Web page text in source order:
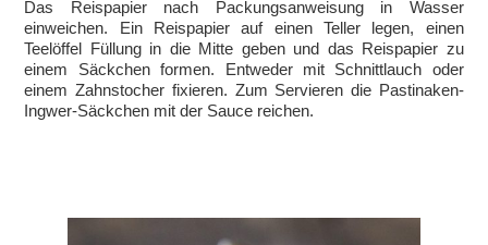
Das Reispapier nach Packungsanweisung in Wasser
einweichen. Ein Reispapier auf einen Teller legen, einen
Teelöffel Füllung in die Mitte geben und das Reispapier zu
einem Säckchen formen. Entweder mit Schnittlauch oder
einem Zahnstocher fixieren. Zum Servieren die Pastinaken-
Ingwer-Säckchen mit der Sauce reichen.